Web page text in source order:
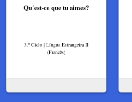
Qu´est-ce que tu aimes?
3.º Ciclo | Língua Estrangeira II
(Francês)